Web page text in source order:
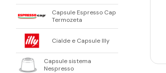
Capsule Espresso Cap
Termozeta
Cialde e Capsule Illy
Capsule sistema
Nespresso